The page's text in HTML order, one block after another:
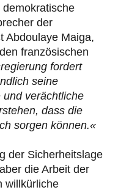
der
Abdoulaye Maiga,
französischen
fordert
seine
verächtliche
dass die
sorgen können.«
der Sicherheitslage
die Arbeit der
willkürliche